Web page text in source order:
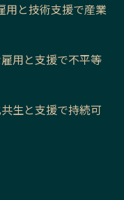
用と技術支援で産業
用と支援で不平等
生と支援で持続可